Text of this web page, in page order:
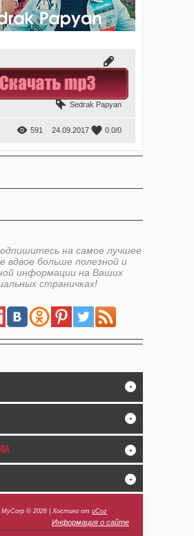
Sedrak Papyan
591 24.09.2017 0.0/0
на самое лучшее
вдвое больше полезной и
информации на Ваших
страничках!
+
+
+
+
MyCorp © 2026 Хостинг от uCoz
Информация о сайте